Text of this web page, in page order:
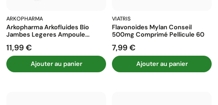
ARKOPHARMA
Arkopharma Arkofluides Bio
Jambes Legeres Ampoule...
Prix
11,99 €
Ajouter au panier
VIATRIS
Flavonoides Mylan Conseil
500mg Comprimé Pellicule 60
Prix
7,99 €
Ajouter au panier